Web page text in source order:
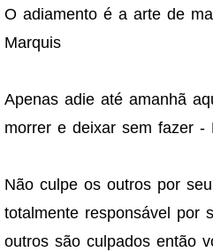
O adiamento é a arte de
Marquis
Apenas adie até amanhã
morrer e deixar sem fazer -
Não culpe os outros por
totalmente responsável por
outros são culpados então